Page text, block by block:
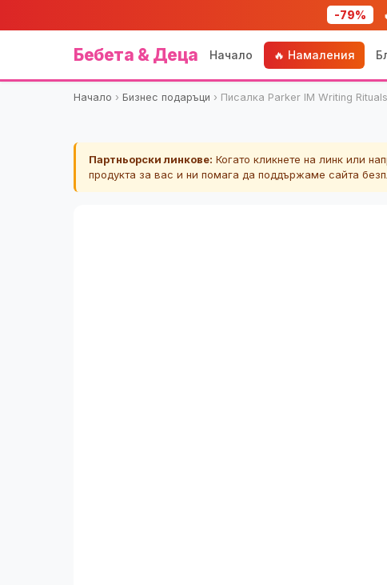
-79%
Бебета & Деца Начало 🔥 Намаления
Начало › Бизнес подаръци › Писалка Parker IM Writing
Партньорски линкове: Когато кликнете на линк или
продукта за вас и ни помага да поддържаме сайта